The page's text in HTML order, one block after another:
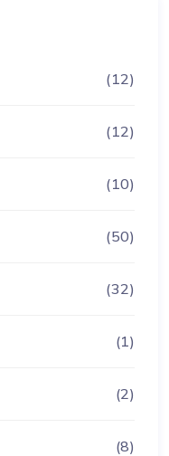
(12)
(12)
(10)
(50)
(32)
(1)
(2)
(8)